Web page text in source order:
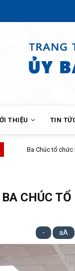
THIỆU TIN
Ba Chúc tổ chức Hội
CHÚC
- aA